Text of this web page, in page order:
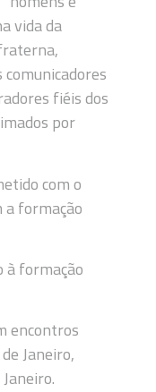
vida da
fiéis dos
por
com o
a formação
à formação
encontros
Janeiro,